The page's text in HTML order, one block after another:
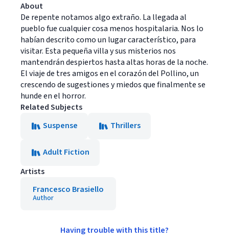
About
De repente notamos algo extraño. La llegada al
pueblo fue cualquier cosa menos hospitalaria. Nos lo
habían descrito como un lugar característico, para
visitar. Esta pequeña villa y sus misterios nos
mantendrán despiertos hasta altas horas de la noche.
El viaje de tres amigos en el corazón del Pollino, un
crescendo de sugestiones y miedos que finalmente se
hunde en el horror.
Related Subjects
Suspense
Thrillers
Adult Fiction
Artists
Francesco Brasiello
Author
Having trouble with this title?